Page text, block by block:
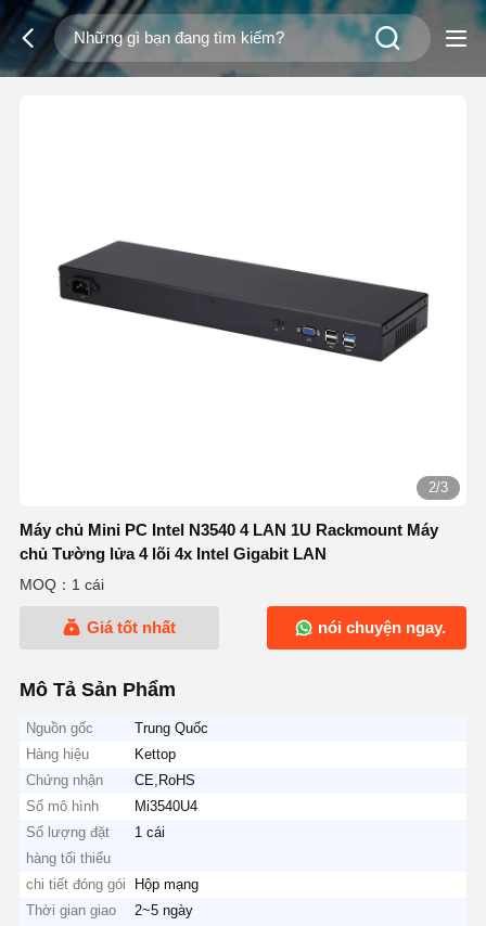
2/3
Máy chủ Mini PC Intel N3540 4 LAN 1U Rackmount Máy
chủ Tường lửa 4 lõi 4x Intel Gigabit LAN
MOQ：1 cái
Giá tốt nhất nói chuyện ngay.
Mô Tả Sản Phẩm
Nguồn gốc
Trung Quốc
Hàng hiệu
Kettop
Chứng nhận
CE,RoHS
Số mô hình
Mi3540U4
Số lượng đặt
hàng tối thiểu
1 cái
chi tiết đóng gói
Hộp mạng
Thời gian giao
2~5 ngày